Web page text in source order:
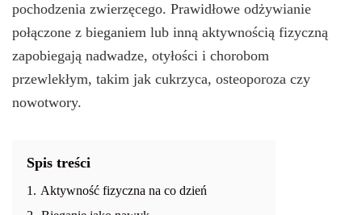
pochodzenia zwierzęcego. Prawidłowe odżywianie
połączone z bieganiem lub inną aktywnością fizyczną
zapobiegają nadwadze, otyłości i chorobom
przewlekłym, takim jak cukrzyca, osteoporoza czy
nowotwory.
Spis treści
1. Aktywność fizyczna na co dzień